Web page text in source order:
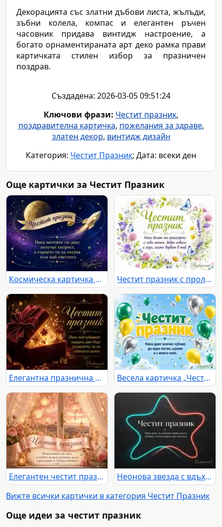
Декорацията със златни дъбови листа, жълъди,
зъбни колела, компас и елегантен ръчен
часовник придава винтидж настроение, а
богато орнаментираната арт деко рамка прави
картичката стилен избор за празничен
поздрав.
Създадена: 2026-03-05 09:51:24
Ключови фрази: Честит празник,
поздравителна картичка, пожелания за здраве,
златен декор, винтидж дизайн
Категория: Честит Празник; Дата: всеки ден
Още картички за Честит Празник
Космическа картичка с ракета, луна и празничен текст за мечти към светлото Честит празник с пролетни цветя, пеперуди и топъл надпис
Елегантна празнична картичка с бордо подарък, златна светлина и послание за обич и ценност Весела картичка „Честит празник“ с балони, конфети и пожелание за смях
Елегантен честит празник с рози, фенери и нежно пожелание край прозорец
Неонова звезда с вдъхновяващ надпис за честит празник
Вижте всички картички в категория Честит Празник
Още идеи за честит празник